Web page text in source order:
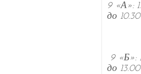
9 «А»:
до 10.30
9 «Б»:
до 13.00